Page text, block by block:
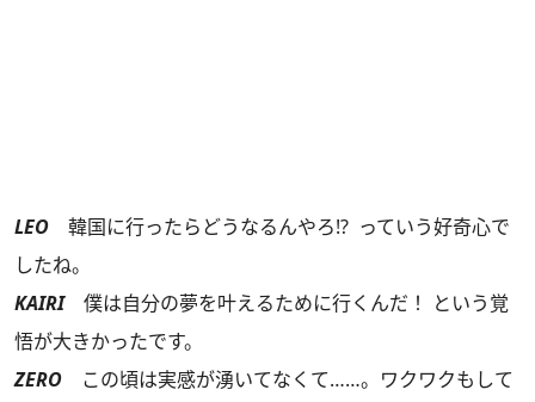
LEO 韓国に行ったらどうなるんやろ!? っていう好奇心で
したね。
KAIRI僕は自分の夢を叶えるために行くんだ！ という覚
悟が大きかったです。
ZERO この頃は実感が湧いてなくて……。ワクワクもして